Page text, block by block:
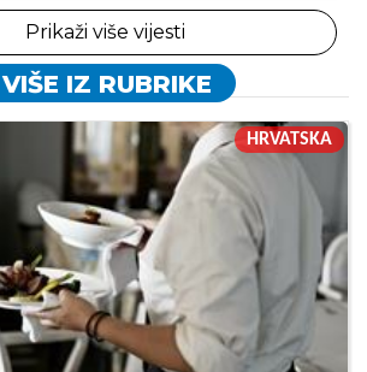
Prikaži više vijesti
VIŠE IZ RUBRIKE
HRVATSKA